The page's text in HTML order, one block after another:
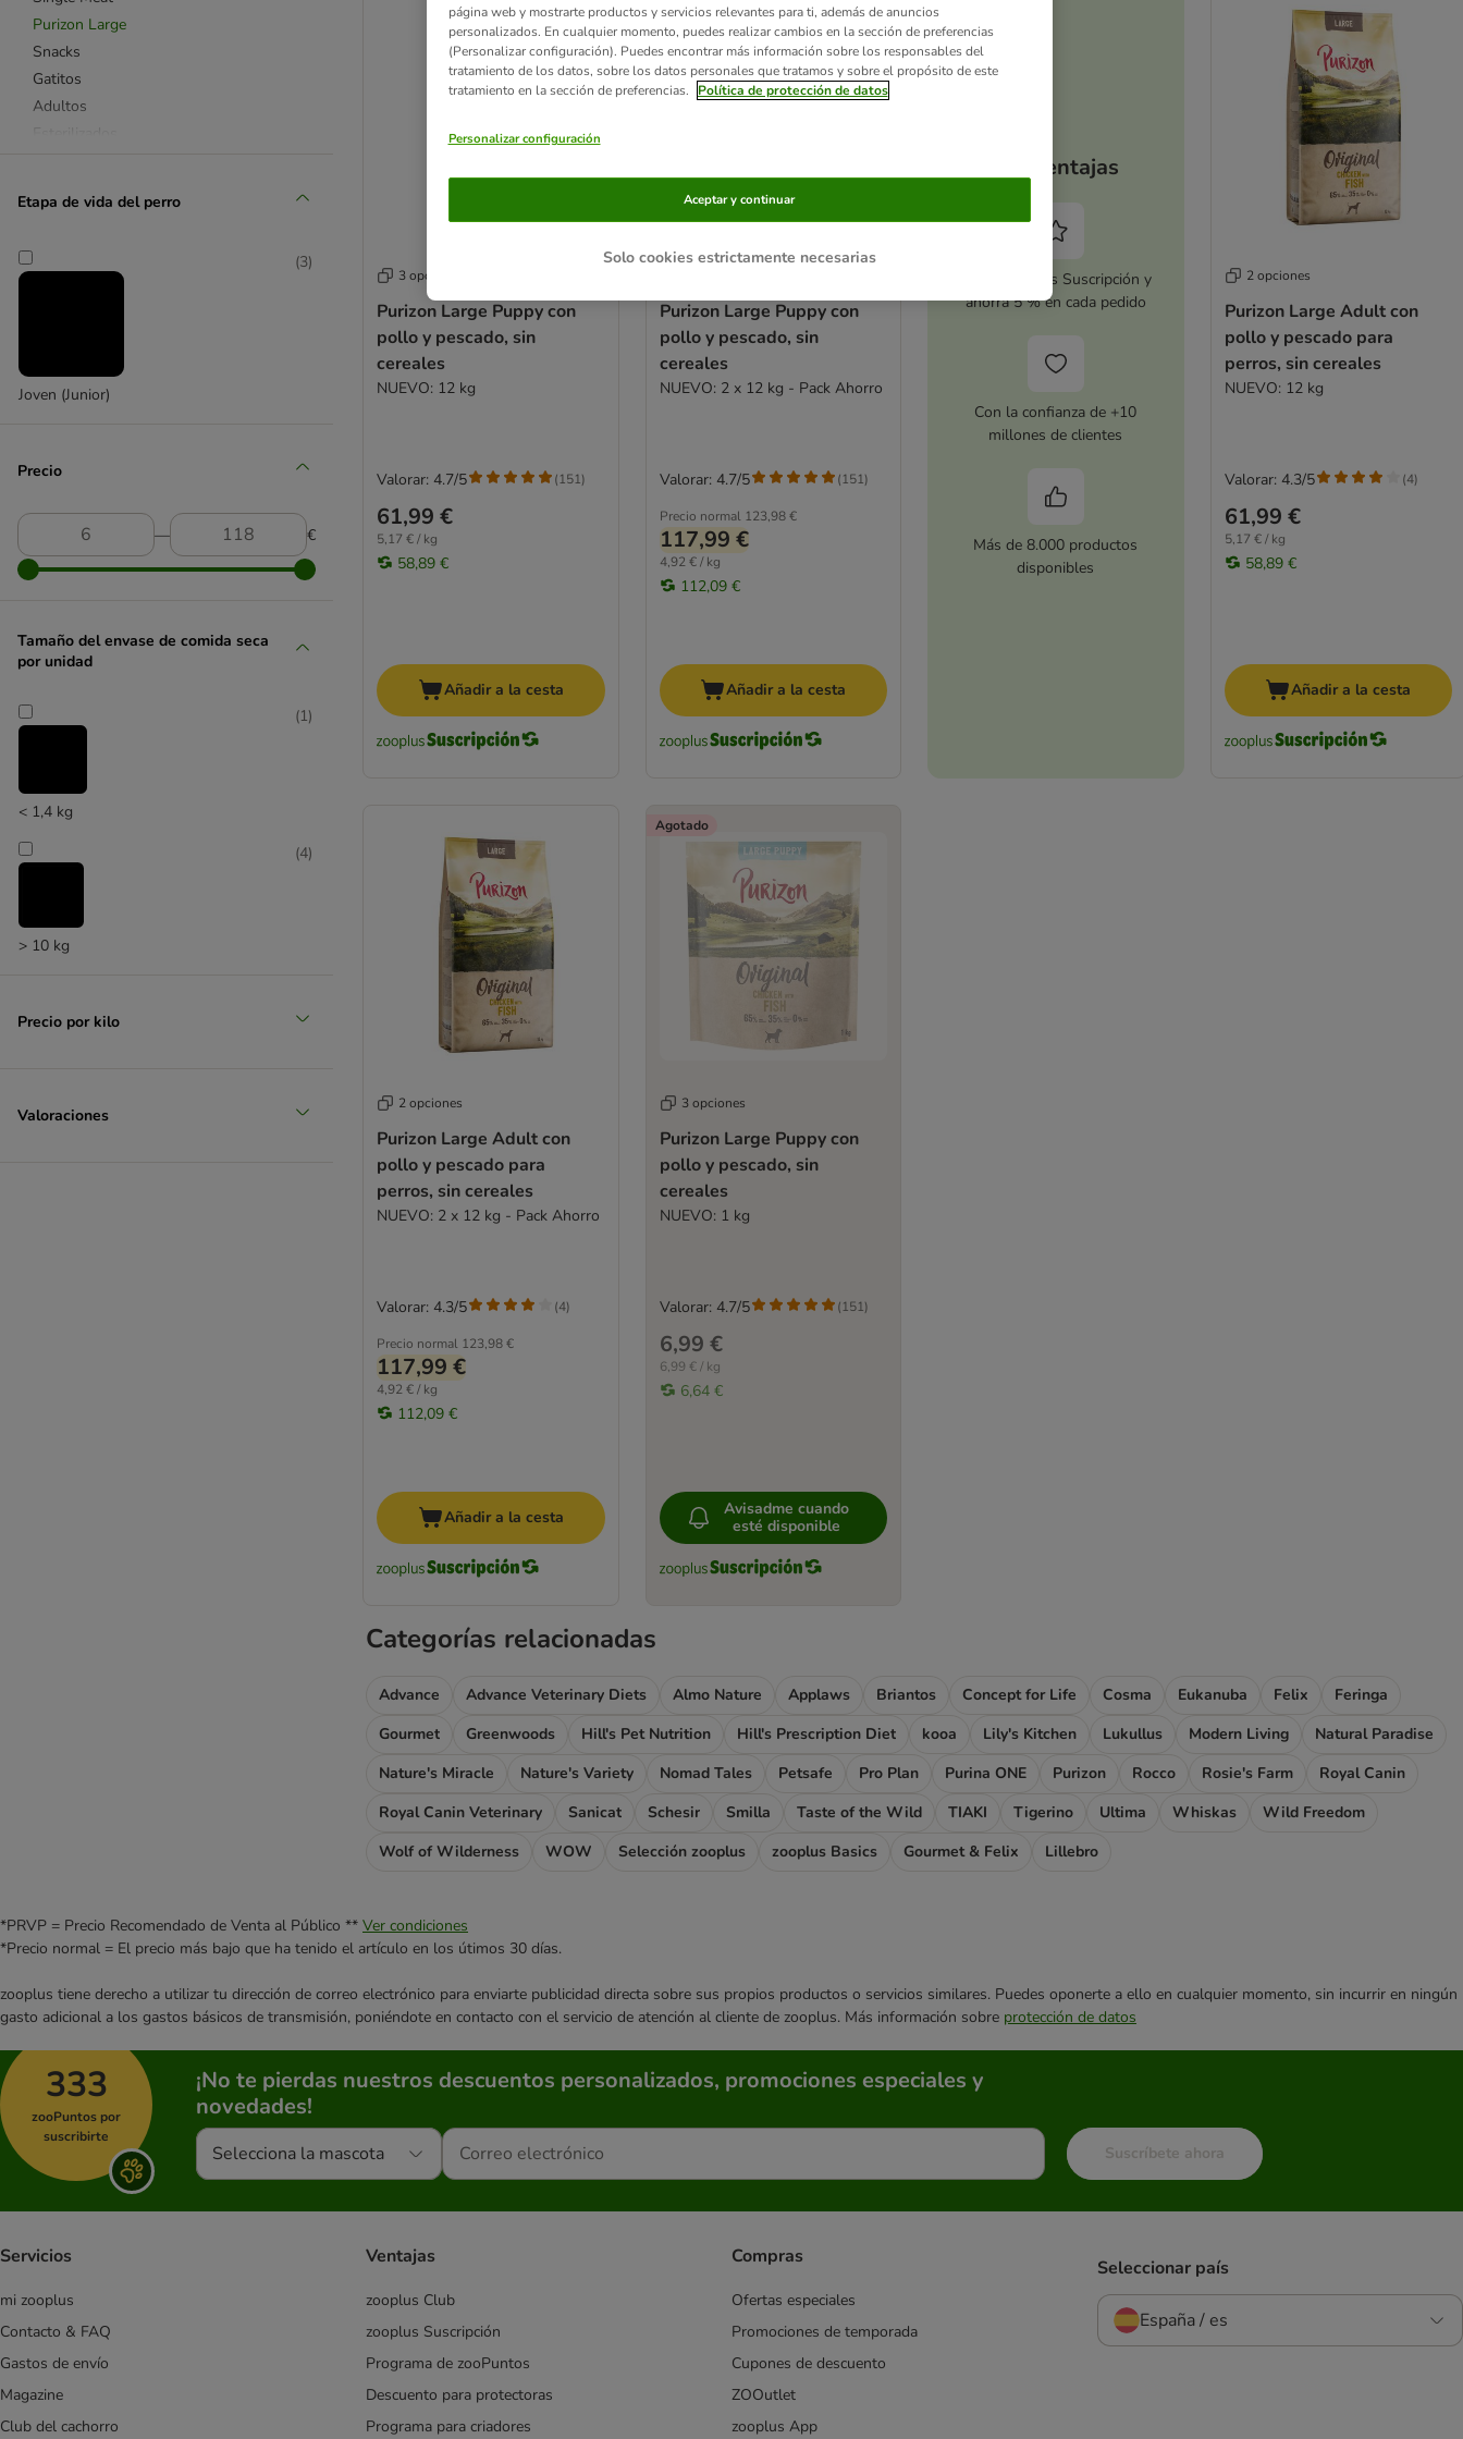
Purizon Large
Snacks
Gatitos
Adultos
Promociones y ofertas
Snacks para perros y gatos
Etapa de vida del perro
Joven (Junior)
(3)
Precio
― €
Tamaño del envase de comida seca
por unidad
< 1,4 kg
(1)
> 10 kg
(4)
Precio por kilo
Valoraciones
3 opciones
Purizon Large Puppy con
pollo y pescado, sin
cereales
NUEVO: 12 kg
61,99 €
5,17 € / kg
58,89 €
Valorar: 4.7/5 (151)
Añadir a la cesta
Purizon Large Puppy con
pollo y pescado, sin
cereales
NUEVO: 2 x 12 kg - Pack Ahorro
Precio normal 123,98 €
117,99 €
4,92 € / kg
112,09 €
Valorar: 4.7/5 (151)
Añadir a la cesta
Tus ventajas
Activa zooplus Suscripción y
ahorra 5 % en cada pedido
Con la confianza de +10
millones de clientes
Más de 8.000 productos
disponibles
2 opciones
Purizon Large Adult con
pollo y pescado para
perros, sin cereales
NUEVO: 12 kg
61,99 €
5,17 € / kg
58,89 €
Valorar: 4.3/5 (4)
Añadir a la cesta
2 opciones
Purizon Large Adult con
pollo y pescado para
perros, sin cereales
NUEVO: 2 x 12 kg - Pack Ahorro
Precio normal 123,98 €
117,99 €
4,92 € / kg
112,09 €
Valorar: 4.3/5 (4)
Añadir a la cesta
Agotado
3 opciones
Purizon Large Puppy con
pollo y pescado, sin
cereales
NUEVO: 1 kg
6,99 €
6,99 € / kg
6,64 €
Valorar: 4.7/5 (151)
Avisadme cuando
esté disponible
Categorías relacionadas
Advance Advance Veterinary Diets Almo Nature Applaws Briantos Concept for Life Cosma Eukanuba Felix
Feringa
Gourmet
Greenwoods Hill's Pet Nutrition Hill's Prescription Diet kooa Lily's Kitchen Lukullus Modern Living
Natural Paradise
Nature's Miracle
Nature's Variety Nomad Tales Petsafe Pro Plan Purina ONE Purizon Rocco Rosie's Farm
Royal Canin
Royal Canin Veterinary
Sanicat Schesir Smilla Taste of the Wild TIAKI Tigerino Ultima Whiskas
Wild Freedom
Wolf of Wilderness
WOW Selección zooplus zooplus Basics Gourmet & Felix Lillebro
*PRVP = Precio Recomendado de Venta al Público ** Ver condiciones
*Precio normal = El precio más bajo que ha tenido el artículo en los útimos 30 días.
zooplus tiene derecho a utilizar tu dirección de correo electrónico para enviarte publicidad directa sobre sus propios productos o servicios similares. Puedes oponerte a ello en cualquier momento, sin incurrir en ningún
gasto adicional a los gastos básicos de transmisión, poniéndote en contacto con el servicio de atención al cliente de zooplus. Más información sobre protección de datos
333
zooPuntos por
suscribirte
¡No te pierdas nuestros descuentos personalizados, promociones especiales y
novedades!
Selecciona la mascota Suscríbete ahora
Servicios
mi zooplus
Contacto & FAQ
Gastos de envío
Magazine
Club del cachorro
Ventajas
zooplus Club
zooplus Suscripción
Programa de zooPuntos
Descuento para protectoras
Programa para criadores
Compras
Ofertas especiales
Promociones de temporada
Cupones de descuento
ZOOutlet
zooplus App
Seleccionar país
España / es
página web y mostrarte productos y servicios relevantes para ti, además de anuncios
personalizados. En cualquier momento, puedes realizar cambios en la sección de preferencias
(Personalizar configuración). Puedes encontrar más información sobre los responsables del
tratamiento de los datos, sobre los datos personales que tratamos y sobre el propósito de este
tratamiento en la sección de preferencias.
Política de protección de datos
Personalizar configuración
Solo cookies estrictamente necesarias
Aceptar y continuar